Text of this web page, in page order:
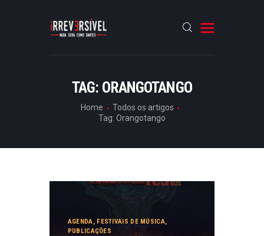
TAG: ORANGOTANGO
Home
Todos os artigos
Tag: Orangotango
HOME
CRÓNICAS
ENTREVISTAS
RUBRICAS
AGENDA, FESTIVAIS DE MÚSICA,
PUBLICAÇÕES